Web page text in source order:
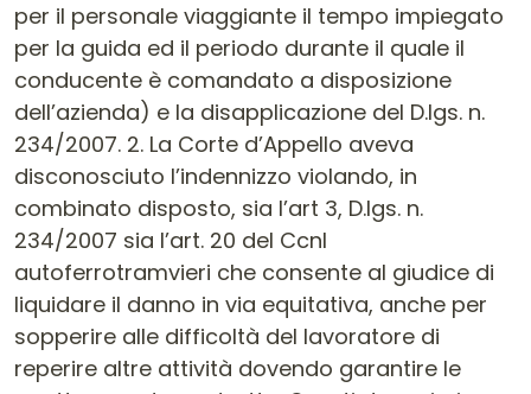
per il personale viaggiante il tempo impiegato
per la guida ed il periodo durante il quale il
conducente è comandato a disposizione
dell’azienda) e la disapplicazione del D.lgs. n.
234/2007. 2. La Corte d’Appello aveva
disconosciuto l’indennizzo violando, in
combinato disposto, sia l’art 3, D.lgs. n.
234/2007 sia l’art. 20 del Ccnl
autoferrotramvieri che consente al giudice di
liquidare il danno in via equitativa, anche per
sopperire alle difficoltà del lavoratore di
reperire altre attività dovendo garantire le